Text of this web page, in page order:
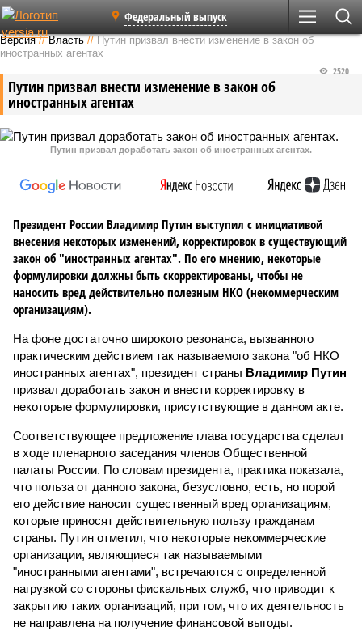
Федеральный выпуск
Версия //Власть //Путин призвал внести изменение в закон об
иностранных агентах
Путин призвал внести изменение в закон об
иностранных агентах
2520
Путин призвал доработать закон об иностранных агентах.
Президент России Владимир Путин выступил с инициативой
внесения некоторых изменений, корректировок в существующий
закон об "иностранных агентах". По его мнению, некоторые
формулировки должны быть скорректированы, чтобы не
наносить вред действительно полезным НКО (некоммерческим
организациям).
На фоне достаточно широкого резонанса, вызванного
практическим действием так называемого закона "об НКО
иностранных агентах", президент страны Владимир Путин
призвал доработать закон и внести корректировку в
некоторые формулировки, присутствующие в данном акте.
Соответствующее предложение глава государства сделал
в ходе пленарного заседания членов Общественной
палаты России. По словам президента, практика показала,
что польза от данного закона, безусловно, есть, но порой
его действие наносит существенный вред организациям,
которые приносят действительную пользу гражданам
страны. Путин отметил, что некоторые некоммерческие
организации, являющиеся так называемыми
"иностранными агентами", встречаются с определенной
нагрузкой со стороны фискальных служб, что приводит к
закрытию таких организаций, при том, что их деятельность
не направлена на получение финансовой выгоды.